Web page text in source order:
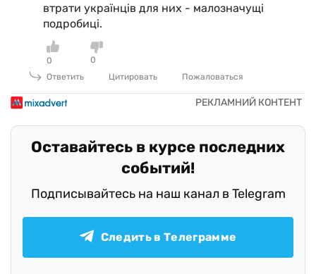
втрати українців для них - малозначущі
подробиці.
0
0
Ответить
Цитировать Пожаловаться
Оставайтесь в курсе последних
событий!
Подписывайтесь на наш канал в Telegram
Следить в Телеграмме